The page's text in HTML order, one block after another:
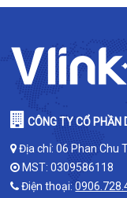
CÔNG TY CỔ PHẦN
Địa chỉ: 06 Phan Chu
MST: 0309586118
Điện thoại: